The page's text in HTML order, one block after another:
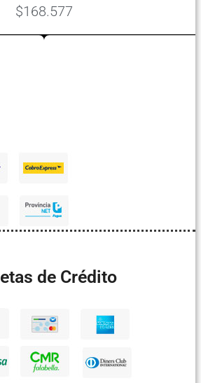
$168.577
de Crédito